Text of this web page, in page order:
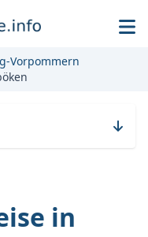
Vorpommern
in